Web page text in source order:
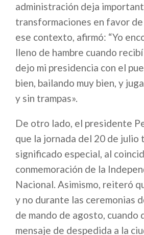
administración deja
transformaciones en favor de
ese contexto, afirmó: “Yo
lleno de hambre cuando
dejo mi presidencia con el
bien, bailando muy bien, y
y sin trampas».
De otro lado, el presidente
que la jornada del 20 de julio
significado especial, al
conmemoración de la
Nacional. Asimismo, reiteró
y no durante las ceremonias
de mando de agosto, cuando
mensaje de despedida a la